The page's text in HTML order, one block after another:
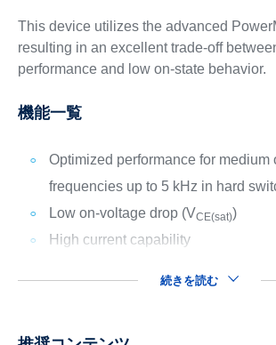
This device utilizes the advanced
resulting in an excellent trade-off
performance and low on-state behavior.
機能一覧
Optimized performance for medium
frequencies up to 5 kHz in hard
Low on-voltage drop (VCE(sat))
High current capability
続きを読む